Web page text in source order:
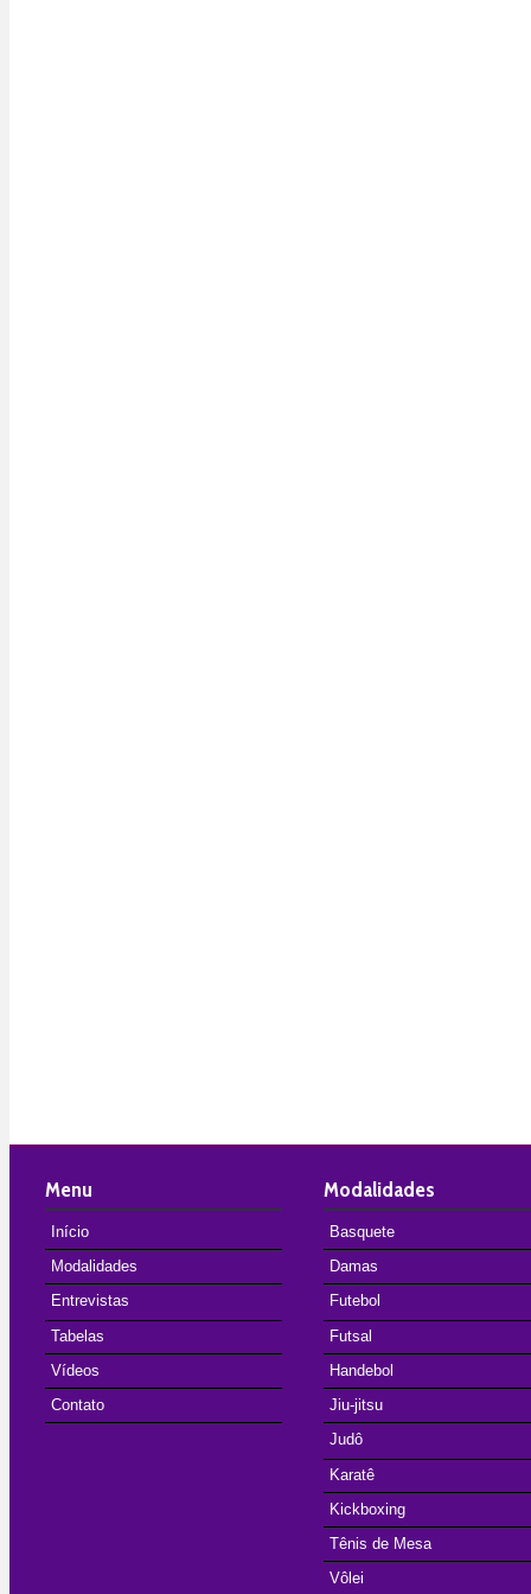
Menu
Início
Modalidades
Entrevistas
Tabelas
Vídeos
Contato
Modalidades
Basquete
Damas
Futebol
Futsal
Handebol
Jiu-jitsu
Judô
Karatê
Kickboxing
Tênis de Mesa
Vôlei